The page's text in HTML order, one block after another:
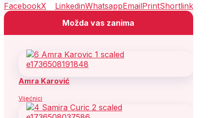
FacebookX LinkedinWhatsappEmailPrintShortlink
Možda vas zanima
Amra Karović
Vijećnici